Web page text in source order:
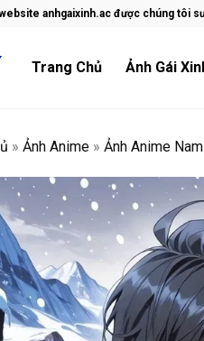
anhgaixinh.ac được chúng tôi
Trang Chủ Ảnh Gái
» Ảnh Anime » Ảnh Anime Nam